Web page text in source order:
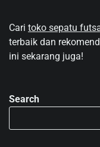
Cari toko sepatu
terbaik dan
ini sekarang juga!
Search